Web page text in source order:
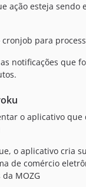
ação esteja sendo
cronjob para
notificações que
o aplicativo
o aplicativo cria
de comércio
MOZG